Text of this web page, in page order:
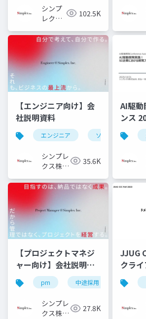
シンプ
レクス
社
102.5K
【エンジニア向け】会
社説明資料
エンジニア ソフトウェアエン
シンプレ
クス株式
35.6K
AI駆動
ンス
発実
る開
の取
【プロジェクトマネジ
ャー向け】会社説明資
料
pm 中途採用 キャリ
シンプレ
クス株式
27.8K
JJUG
クラ
ドメ
用し